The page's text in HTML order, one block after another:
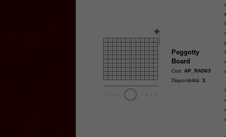
Peggotty
Board
Cod.AP_RAD03
Disponibilità:3